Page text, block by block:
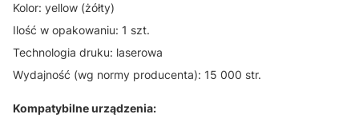
Kolor: yellow (żółty)
Ilość w opakowaniu: 1 szt.
Technologia druku: laserowa
Wydajność (wg normy producenta): 15 000 str.
Kompatybilne urządzenia: